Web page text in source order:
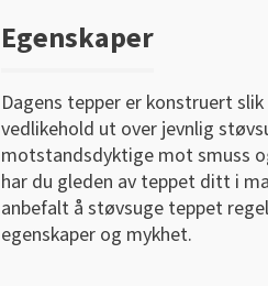
Egenskaper
Dagens tepper er konstruert
vedlikehold ut over jevnlig
motstandsdyktige mot smuss
har du gleden av teppet ditt i
anbefalt å støvsuge teppet
egenskaper og mykhet.